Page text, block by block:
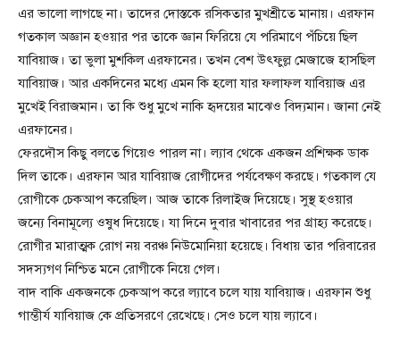
এর ভালো লাগছে না। তাদের দোস্তকে রসিকতার মুখশ্রীতে মানায়। এরফান
গতকাল অজ্ঞান হওয়ার পর তাকে জ্ঞান ফিরিয়ে যে পরিমাণে পঁচিয়ে ছিল
যাবিয়াজ। তা ভুলা মুশকিল এরফানের। তখন বেশ উৎফুল্ল মেজাজে হাসছিল
যাবিয়াজ। আর একদিনের মধ্যে এমন কি হলো যার ফলাফল যাবিয়াজ এর
মুখেই বিরাজমান। তা কি শুধু মুখে নাকি হৃদয়ের মাঝেও বিদ্যমান। জানা নেই
এরফানের।
ফেরদৌস কিছু বলতে গিয়েও পারল না। ল্যাব থেকে একজন প্রশিক্ষক ডাক
দিল তাকে। এরফান আর যাবিয়াজ রোগীদের পর্যবেক্ষণ করছে। গতকাল যে
রোগীকে চেকআপ করেছিল। আজ তাকে রিলাইজ দিয়েছে। সুস্থ হওয়ার
জন্যে বিনামূল্যে ওষুধ দিয়েছে। যা দিনে দুবার খাবারের পর গ্রাহ্য করেছে।
রোগীর মারাত্মক রোগ নয় বরঞ্চ নিউমোনিয়া হয়েছে। বিধায় তার পরিবারের
সদস্যগণ নিশ্চিত মনে রোগীকে নিয়ে গেল।
বাদ বাকি একজনকে চেকআপ করে ল্যাবে চলে যায় যাবিয়াজ। এরফান শুধু
গাম্ভীর্য যাবিয়াজ কে প্রতিসরণে রেখেছে। সেও চলে যায় ল্যাবে।